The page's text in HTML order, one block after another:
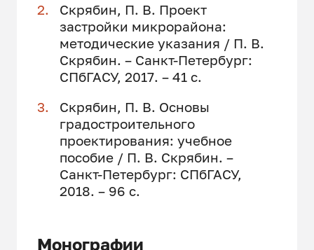
Скрябин, П. В. Проект
застройки микрорайона:
методические указания / П. В.
Скрябин. – Санкт-Петербург:
СПбГАСУ, 2017. – 41 с.
Скрябин, П. В. Основы
градостроительного
проектирования: учебное
пособие / П. В. Скрябин. –
Санкт-Петербург: СПбГАСУ,
2018. – 96 с.
Монографии